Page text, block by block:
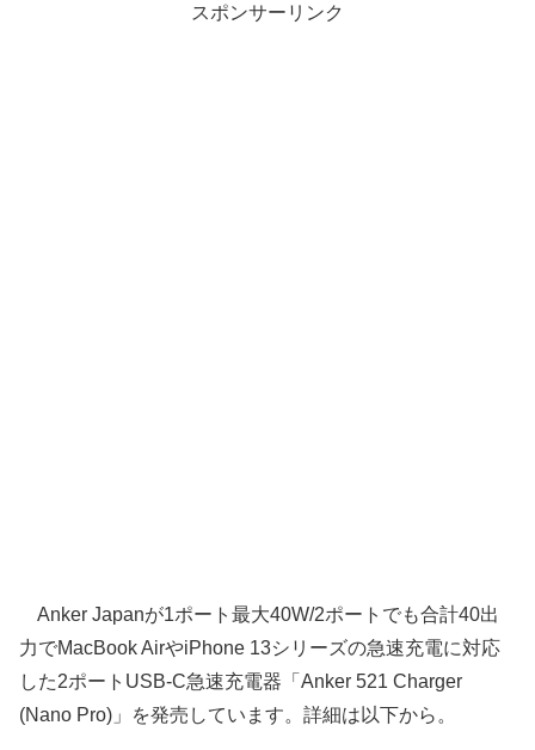
スポンサーリンク
Anker Japanが1ポート最大40W/2ポートでも合計40出
力でMacBook AirやiPhone 13シリーズの急速充電に対応
した2ポートUSB-C急速充電器「Anker 521 Charger
(Nano Pro)」を発売しています。詳細は以下から。